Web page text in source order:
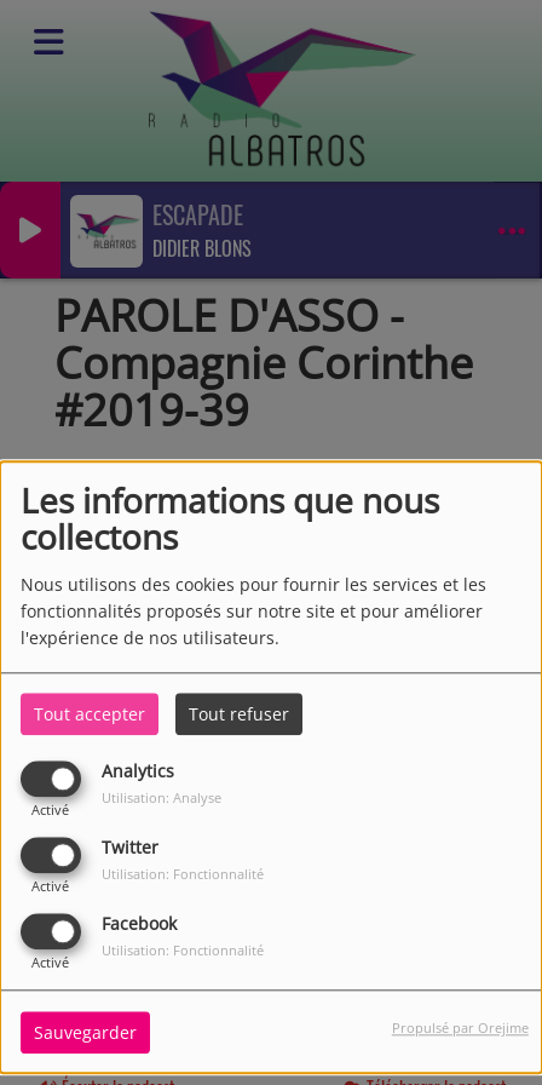
Les informations que nous
collectons
Nous utilisons des cookies pour fournir les services et les
fonctionnalités proposés sur notre site et pour améliorer
l'expérience de nos utilisateurs.
Tout accepter Tout refuser
Analytics
Activé
Utilisation: Analyse
Twitter
Activé
Utilisation: Fonctionnalité
Facebook
Activé
Utilisation: Fonctionnalité
Sauvegarder Propulsé par Orejime
ESCAPADE
DIDIER BLONS
Podcasts Parole d'asso
PAROLE D'ASSO -
Compagnie Corinthe
#2019-39
1519 VUES